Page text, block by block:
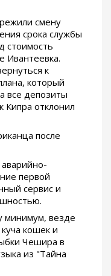
смену
срока службы
стоимость
Ивантеевка.
к
который
все депозиты
Кипра отклонил
после
аварийно-
первой
сервис и
минимум, везде
кошек и
Чешира в
из "Тайна